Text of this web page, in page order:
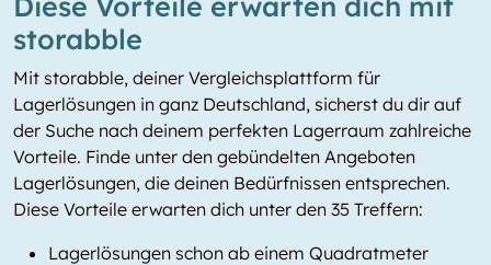
storabble
Mit storabble, deiner Vergleichsplattform für
Lagerlösungen in ganz Deutschland, sicherst du dir auf
der Suche nach deinem perfekten Lagerraum zahlreiche
Vorteile. Finde unter den gebündelten Angeboten
Lagerlösungen, die deinen Bedürfnissen entsprechen.
Diese Vorteile erwarten dich unter den 35 Treffern:
Lagerlösungen schon ab einem Quadratmeter